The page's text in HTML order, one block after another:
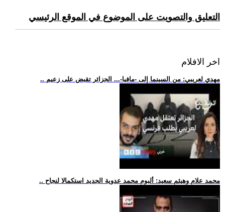
التعليق والتصويت على الموضوع في الموقع الرئيسي
اخر الافلام
.. مهدي لعريبي: من السينما إلى -مافيا-... الجزائر تقبض على زعيم
.. محمد علام وهيثم سعيد: ألبوم محمد عدوية الجديد استكمالا لنجاح